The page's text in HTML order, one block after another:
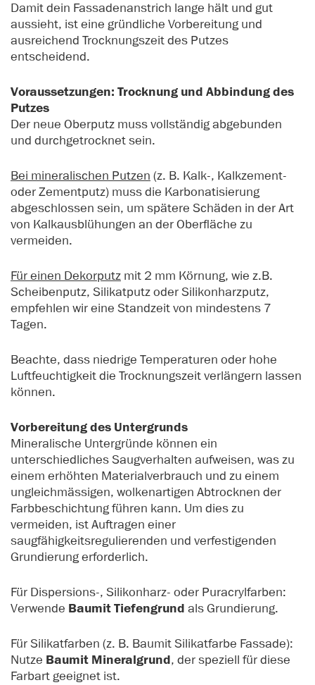
Damit dein Fassadenanstrich lange hält und gut
aussieht, ist eine gründliche Vorbereitung und
ausreichend Trocknungszeit des Putzes
entscheidend.
Voraussetzungen: Trocknung und Abbindung des
Putzes
Der neue Oberputz muss vollständig abgebunden
und durchgetrocknet sein.
Bei mineralischen Putzen (z. B. Kalk-, Kalkzement-
oder Zementputz) muss die Karbonatisierung
abgeschlossen sein, um spätere Schäden in der Art
von Kalkausblühungen an der Oberfläche zu
vermeiden.
Für einen Dekorputz mit 2 mm Körnung, wie z.B.
Scheibenputz, Silikatputz oder Silikonharzputz,
empfehlen wir eine Standzeit von mindestens 7
Tagen.
Beachte, dass niedrige Temperaturen oder hohe
Luftfeuchtigkeit die Trocknungszeit verlängern lassen
können.
Vorbereitung des Untergrunds
Mineralische Untergründe können ein
unterschiedliches Saugverhalten aufweisen, was zu
einem erhöhten Materialverbrauch und zu einem
ungleichmässigen, wolkenartigen Abtrocknen der
Farbbeschichtung führen kann. Um dies zu
vermeiden, ist Auftragen einer
saugfähigkeitsregulierenden und verfestigenden
Grundierung erforderlich.
Für Dispersions-, Silikonharz- oder Puracrylfarben:
Verwende Baumit Tiefengrund als Grundierung.
Für Silikatfarben (z. B. Baumit Silikatfarbe Fassade):
Nutze Baumit Mineralgrund, der speziell für diese
Farbart geeignet ist.